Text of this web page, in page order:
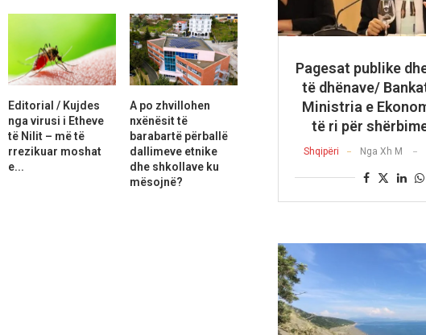
Pagesat publike
të dhënave/
Ministria e
të ri për
Shqipëri Nga Xh M
Editorial / Kujdes
nga virusi i Etheve
të Nilit – më të
rrezikuar moshat
e...
A po zhvillohen
nxënësit të
barabartë përballë
dallimeve etnike
dhe shkollave ku
mësojnë?